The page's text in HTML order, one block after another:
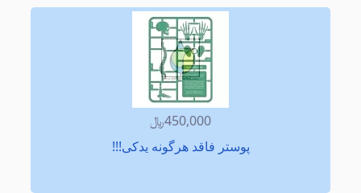
450,000﷼
پوستر فاقد هرگونه یدكی!!!